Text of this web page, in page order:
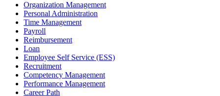
Organization Management
Personal Administration
Time Management
Payroll
Reimbursement
Loan
Employee Self Service (ESS)
Recruitment
Competency Management
Performance Management
Career Path